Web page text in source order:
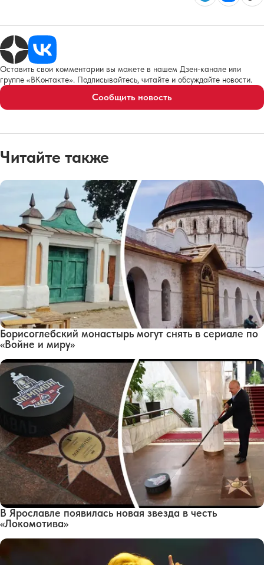
Оставить свои комментарии вы можете в нашем Дзен-канале или
группе «ВКонтакте». Подписывайтесь, читайте и обсуждайте новости.
Сообщить новость
Читайте также
Борисоглебский монастырь могут снять в сериале по
«Войне и миру»
В Ярославле появилась новая звезда в честь
«Локомотива»